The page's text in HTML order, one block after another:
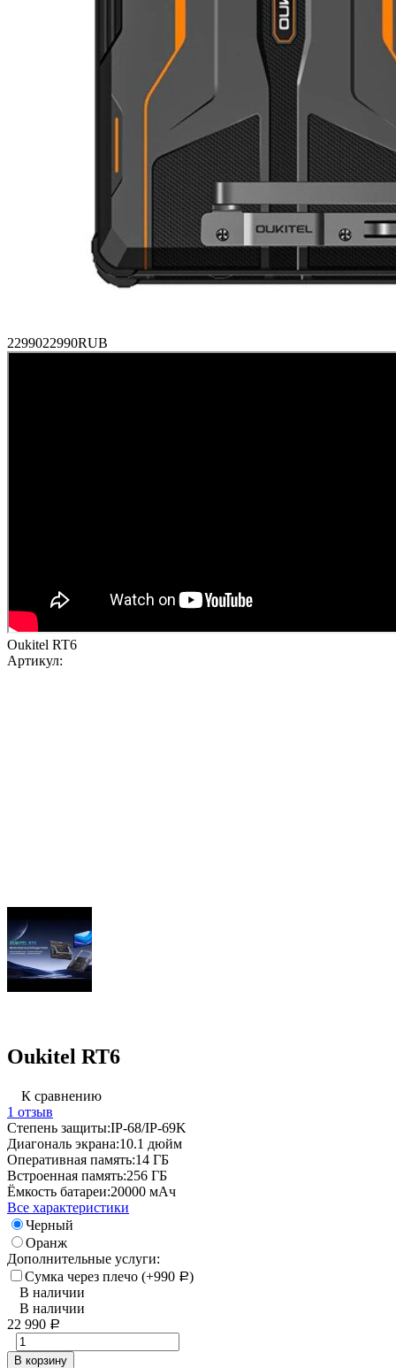
2299022990RUB
Oukitel RT6
Артикул:
Oukitel RT6
К сравнению
1 отзыв
Степень защиты:IP-68/IP-69K
Диагональ экрана:10.1 дюйм
Оперативная память:14 ГБ
Встроенная память:256 ГБ
Ёмкость батареи:20000 мАч
Все характеристики
Черный
Оранж
Дополнительные услуги:
Сумка через плечо (+990 Р)
В наличии
В наличии
22 990 Р
В корзину